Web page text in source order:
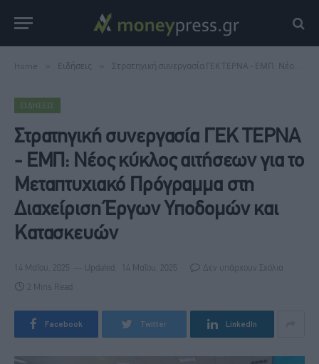
Home Ειδήσεις Στρατηγική συνεργασία ΓΕΚ ΤΕΡΝΑ - ΕΜΠ: Νέος κύκλος αιτήσεων για το Μεταπτυχιακό Πρόγραμμα στη Διαχείριση Έργων Υποδομών και Κατασκευών
ΕΙΔΉΣΕΙΣ
Στρατηγική συνεργασία ΓΕΚ ΤΕΡΝΑ
- ΕΜΠ: Νέος κύκλος αιτήσεων για το
Μεταπτυχιακό Πρόγραμμα στη
Διαχείριση Έργων Υποδομών και
Κατασκευών
14 Μαΐου, 2025 Updated: 14 Μαΐου, 2025 Δεν υπάρχουν Σχόλια
2 Mins Read
Facebook Twitter LinkedIn